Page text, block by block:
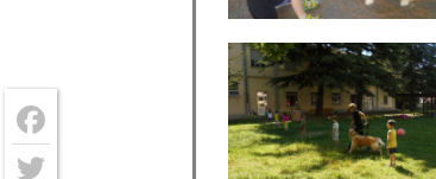
Facebook